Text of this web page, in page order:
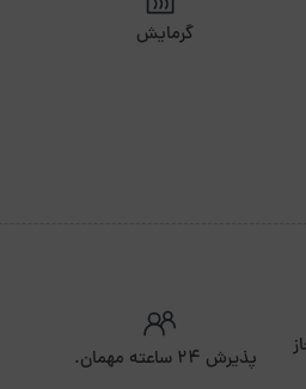
گرمایش
پذیرش ۲۴ ساعته مهمان.